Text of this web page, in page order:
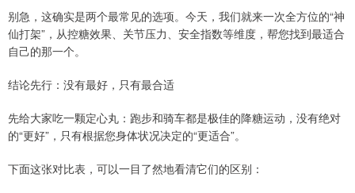
别急，这确实是两个最常见的选项。今天，我们就来一次全方位的“神
仙打架”，从控糖效果、关节压力、安全指数等维度，帮您找到最适合
自己的那一个。
结论先行：没有最好，只有最合适
先给大家吃一颗定心丸：跑步和骑车都是极佳的降糖运动，没有绝对
的“更好”，只有根据您身体状况决定的“更适合”。
下面这张对比表，可以一目了然地看清它们的区别：